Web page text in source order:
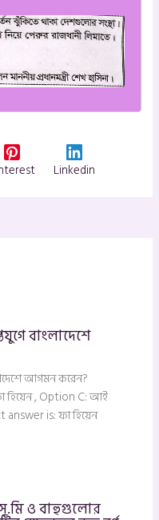
Linkedin
বাংলাদেশে
আগমন করেন?
হিয়েন , Option C: আই
is: ফা হিয়েন
ও বাহুগুলোর